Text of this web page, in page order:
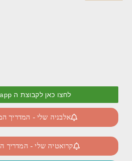
לחצו כאן לקבוצת ה Whatsapp
אלבניה שלי - המדריך
קרואטיה שלי - המדריך